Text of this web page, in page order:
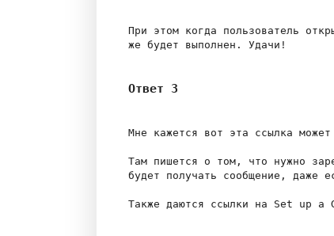
При этом когда пользователь
Ответ 3
Мне кажется вот эта ссылка может
Там пишется о том, что нужно
будет получать сообщение, даже